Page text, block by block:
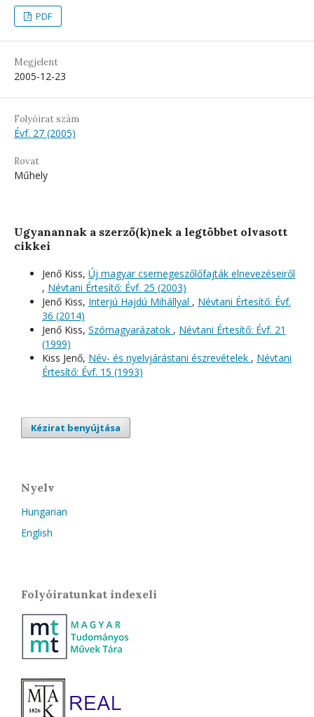
PDF
Megjelent
2005-12-23
Folyóirat szám
Évf. 27 (2005)
Rovat
Műhely
Ugyanannak a szerző(k)nek a legtöbbet olvasott
cikkei
Jenő Kiss, Új magyar csemegeszőlőfajták elnevezéseiről
, Névtani Értesítő: Évf. 25 (2003)
Jenő Kiss, Interjú Hajdú Mihállyal , Névtani Értesítő: Évf.
36 (2014)
Jenő Kiss, Szómagyarázatok , Névtani Értesítő: Évf. 21
(1999)
Kiss Jenő, Név- és nyelvjárástani észrevételek , Névtani
Értesítő: Évf. 15 (1993)
Kézirat benyújtása
Nyelv
Hungarian
English
Folyóiratunkat indexeli